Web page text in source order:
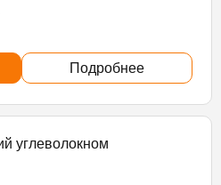
Подробнее